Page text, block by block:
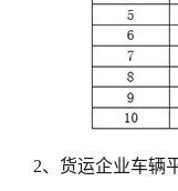
2、货运企业车辆